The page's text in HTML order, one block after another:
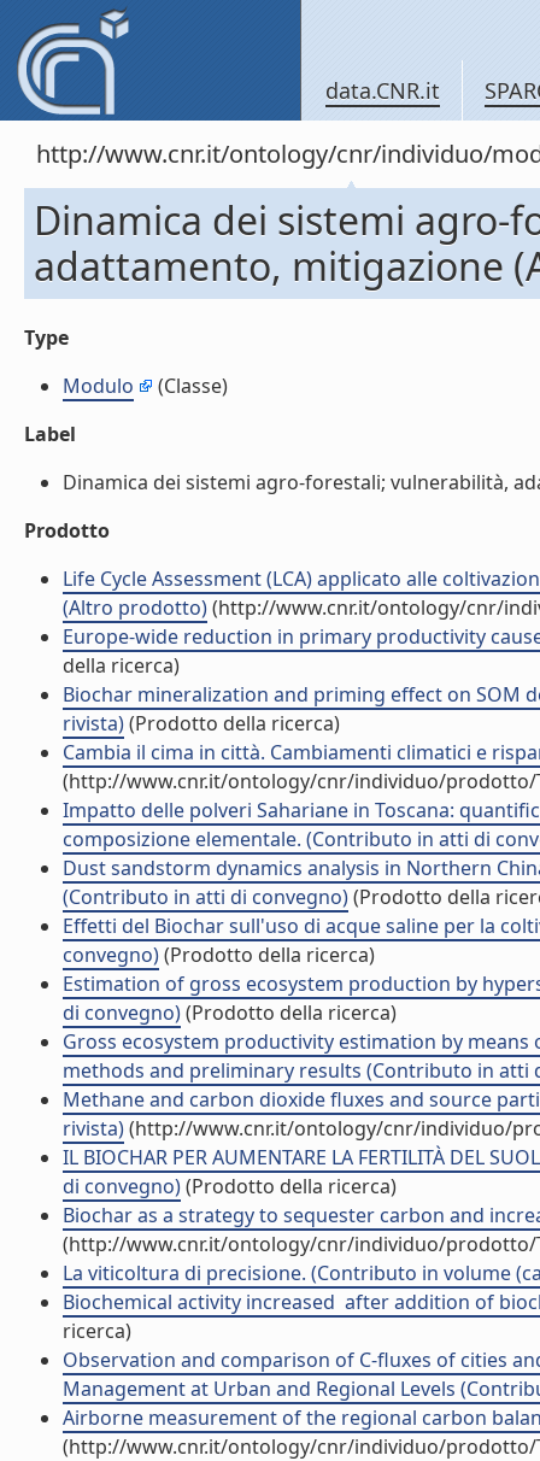
data.CNR.it
http://www.cnr.it/ontology/cnr/individuo/
Dinamica dei sistemi agro-
adattamento, mitigazione
Type
Modulo
(Classe)
Label
Dinamica dei sistemi agro-forestali; vulnerabilità,
Prodotto
Life Cycle Assessment (LCA) applicato alle
(Altro prodotto)(http://www.cnr.it/ontology/cnr/
Europe-wide reduction in primary productivity
della ricerca)
Biochar mineralization and priming effect on SOM
rivista)(Prodotto della ricerca)
Cambia il cima in città. Cambiamenti climatici e
(http://www.cnr.it/ontology/cnr/individuo/prodotto/
Impatto delle polveri Sahariane in Toscana:
composizione elementale. (Contributo in atti di
Dust sandstorm dynamics analysis in Northern
(Contributo in atti di convegno)(Prodotto della
Effetti del Biochar sull'uso di acque saline per la
convegno)(Prodotto della ricerca)
Estimation of gross ecosystem production by
di convegno)(Prodotto della ricerca)
Gross ecosystem productivity estimation by
methods and preliminary results (Contributo in atti
Methane and carbon dioxide fluxes and source
rivista)(http://www.cnr.it/ontology/cnr/individuo/
IL BIOCHAR PER AUMENTARE LA FERTILITÀ DEL
di convegno)(Prodotto della ricerca)
Biochar as a strategy to sequester carbon and
(http://www.cnr.it/ontology/cnr/individuo/prodotto/
La viticoltura di precisione. (Contributo in volume
Biochemical activity increased after addition of
ricerca)
Observation and comparison of C-fluxes of cities
Management at Urban and Regional Levels
Airborne measurement of the regional carbon
(http://www.cnr.it/ontology/cnr/individuo/prodotto/